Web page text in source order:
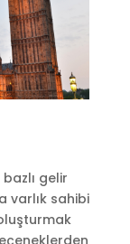
gelir
varlık sahibi